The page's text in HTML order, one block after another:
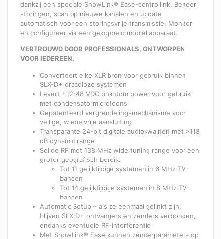
dankzij een speciale ShowLink® Ease-controllink. Beheer
storingen, scan op nieuwe kanalen en update
automatisch voor een storingsvrije transmissie. Monitor
en configureer via een gekoppeld mobiel apparaat.
VERTROUWD DOOR PROFESSIONALS, ONTWORPEN
VOOR IEDEREEN.
Converteert elke XLR bron voor gebruik binnen
SLX-D+ draadloze systemen
Levert +12-48 VDC phantom power voor gebruik
met condensatormicrofoons
Gepatenteerd vergrendelingsmechanisme voor
veilige, wiebelvrije aansluiting
Transparante 24-bit digitale audiokwaliteit met >118
dB dynamic range
Solide RF met 138 MHz wide tuning range voor een
groter geografisch bereik:
Tot 11 gelijktijdige systemen in 6 MHz TV-
banden
Tot 14 gelijktijdige systemen in 8 MHz TV-
banden
Automatic Setup – als ze eenmaal gelinkt zijn,
blijven SLX-D+ ontvangers en zenders verbonden,
ondanks eventuele RF-interferentie
Met ShowLink® Ease kunnen zenderparameters op